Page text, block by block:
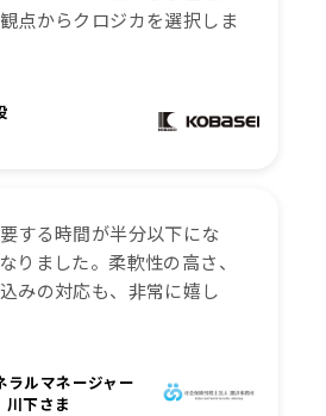
点からクロジカを選択しま
要する時間が半分以下にな
りました。柔軟性の高さ、
みの対応も、非常に嬉し
ラルマネージャー
川下さま